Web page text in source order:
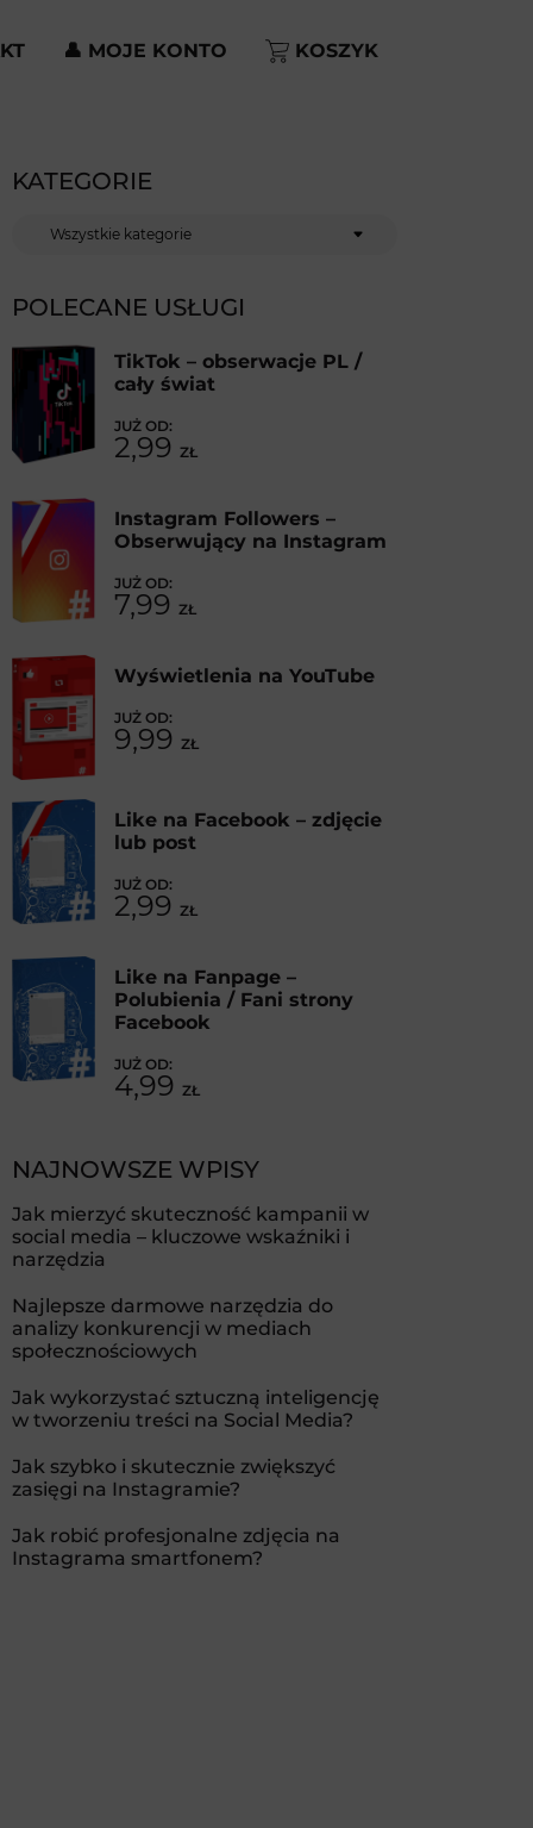
👤 MOJE KONTO KOSZYK
KATEGORIE
Kategorie
POLECANE USŁUGI
TikTok – obserwacje PL /
cały świat
2,99 ZŁ
Instagram Followers –
Obserwujący na Instagram
7,99 ZŁ
Wyświetlenia na YouTube
9,99 ZŁ
Like na Facebook – zdjęcie
lub post
2,99 ZŁ
Like na Fanpage –
Polubienia / Fani strony
Facebook
4,99 ZŁ
NAJNOWSZE WPISY
Jak mierzyć skuteczność kampanii w
social media – kluczowe wskaźniki i
narzędzia
Najlepsze darmowe narzędzia do
analizy konkurencji w mediach
społecznościowych
Jak wykorzystać sztuczną inteligencję
w tworzeniu treści na Social Media?
Jak szybko i skutecznie zwiększyć
zasięgi na Instagramie?
Jak robić profesjonalne zdjęcia na
Instagrama smartfonem?